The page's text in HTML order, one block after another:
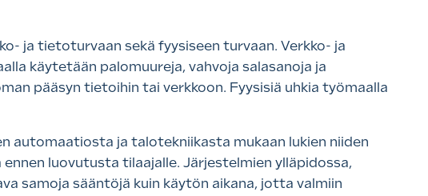
ja tietoturvaan sekä fyysiseen turvaan. Verkko- ja
käytetään palomuureja, vahvoja salasanoja ja
pääsyn tietoihin tai verkkoon. Fyysisiä uhkia työmaalla
automaatiosta ja talotekniikasta mukaan lukien niiden
luovutusta tilaajalle. Järjestelmien ylläpidossa,
samoja sääntöjä kuin käytön aikana, jotta valmiin